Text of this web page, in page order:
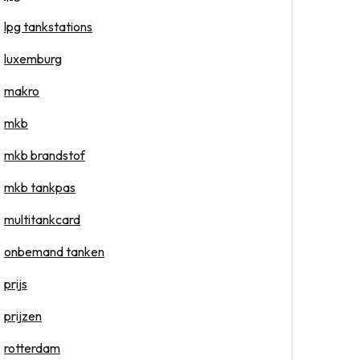
lpg tankstations
luxemburg
makro
mkb
mkb brandstof
mkb tankpas
multitankcard
onbemand tanken
prijs
prijzen
rotterdam